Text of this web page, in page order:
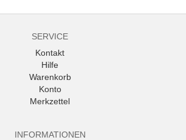
SERVICE
Kontakt
Hilfe
Warenkorb
Konto
Merkzettel
INFORMATIONEN